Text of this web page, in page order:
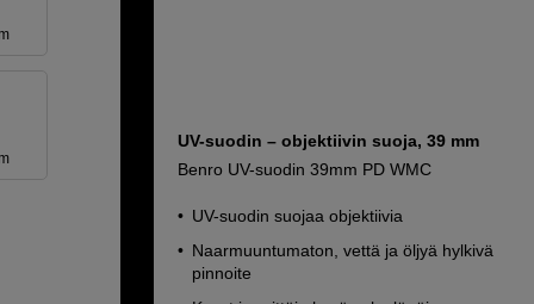
UV-suodin – objektiivin suoja, 39 mm
Benro UV-suodin 39mm PD WMC
UV-suodin suojaa objektiivia
Naarmuuntumaton, vettä ja öljyä hylkivä
pinnoite